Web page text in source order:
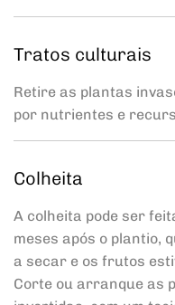
Tratos culturais
Retire as plantas
por nutrientes e
Colheita
A colheita pode ser
meses após o plantio,
a secar e os frutos
Corte ou arranque as